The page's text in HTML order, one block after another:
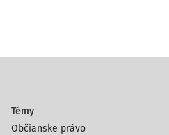
Témy
Občianske právo